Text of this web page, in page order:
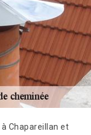
Chapareillan et